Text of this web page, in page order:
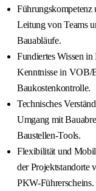
Führungskompetenz
Leitung von Teams
Bauabläufe.
Fundiertes Wissen
Kenntnisse in VOB/
Baukostenkontrolle.
Technisches
Umgang mit
Baustellen-Tools.
Flexibilität und
der Projektstandorte
PKW-Führerscheins.